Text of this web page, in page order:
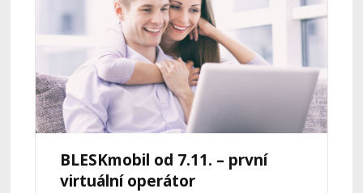
BLESKmobil od 7.11. – první
virtuální operátor